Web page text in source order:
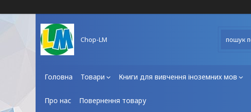
Chop-LM
Головна Товари Книги для вивчення іноземних мов
Про нас Повернення товару